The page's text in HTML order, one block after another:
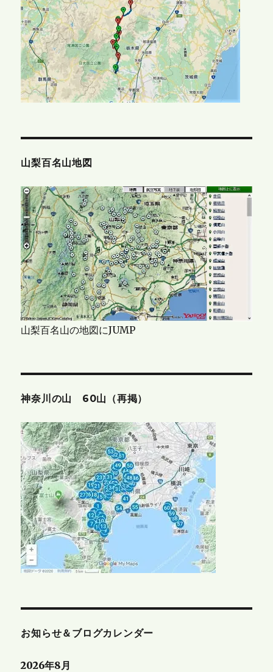
山梨百名山地図
山梨百名山の地図にJUMP
神奈川の山 60山（再掲）
お知らせ＆ブログカレンダー
2026年8月